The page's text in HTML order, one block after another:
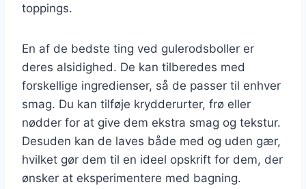
toppings.
En af de bedste ting ved gulerodsboller er
deres alsidighed. De kan tilberedes med
forskellige ingredienser, så de passer til enhver
smag. Du kan tilføje krydderurter, frø eller
nødder for at give dem ekstra smag og tekstur.
Desuden kan de laves både med og uden gær,
hvilket gør dem til en ideel opskrift for dem, der
ønsker at eksperimentere med bagning.